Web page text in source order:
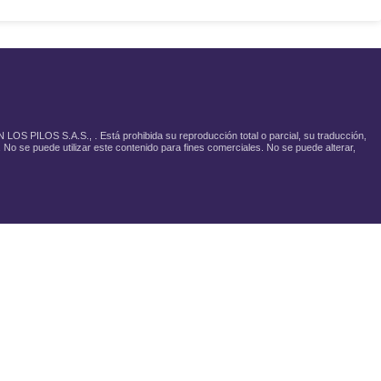
PILOS S.A.S., . Está prohibida su reproducción total o parcial, su traducción,
se puede utilizar este contenido para fines comerciales. No se puede alterar,